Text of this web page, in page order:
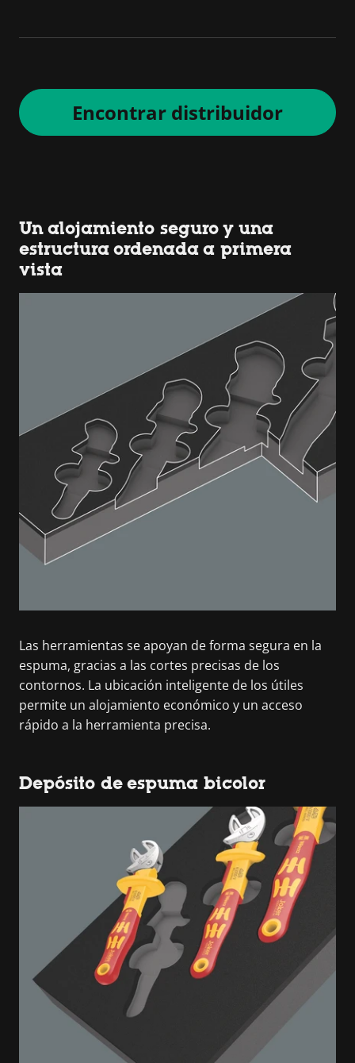
Encontrar distribuidor
Un alojamiento seguro y una
estructura ordenada a primera
vista
Las herramientas se apoyan de forma segura en la
espuma, gracias a las cortes precisas de los
contornos. La ubicación inteligente de los útiles
permite un alojamiento económico y un acceso
rápido a la herramienta precisa.
Depósito de espuma bicolor